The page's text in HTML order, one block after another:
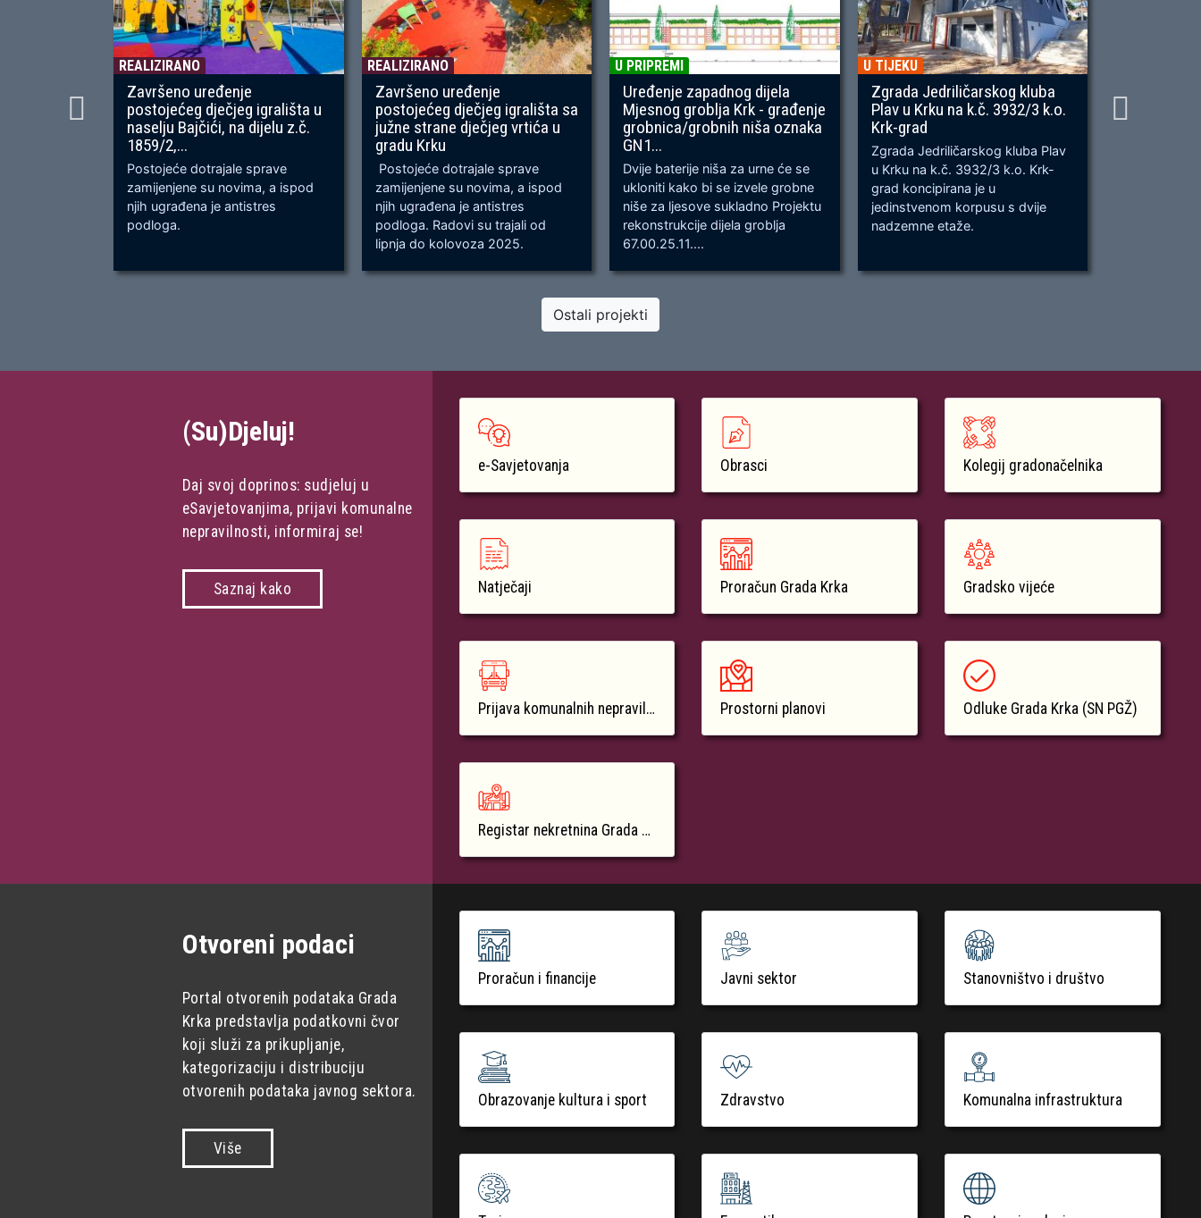
REALIZIRANO
Završeno uređenje
postojećeg dječjeg igrališta u
naselju Bajčići, na dijelu z.č.
1859/2,...
Postojeće dotrajale sprave
zamijenjene su novima, a ispod
njih ugrađena je antistres
podloga.
REALIZIRANO
Završeno uređenje
postojećeg dječjeg igrališta sa
južne strane dječjeg vrtića u
gradu Krku
Postojeće dotrajale sprave
zamijenjene su novima, a ispod
njih ugrađena je antistres
podloga. Radovi su trajali od
lipnja do kolovoza 2025.
U PRIPREMI
Uređenje zapadnog dijela
Mjesnog groblja Krk - građenje
grobnica/grobnih niša oznaka
GN1...
Dvije baterije niša za urne će se
ukloniti kako bi se izvele grobne
niše za ljesove sukladno Projektu
rekonstrukcije dijela groblja
67.00.25.11....
U TIJEKU
Zgrada Jedriličarskog kluba
Plav u Krku na k.č. 3932/3 k.o.
Krk-grad
Zgrada Jedriličarskog kluba Plav
u Krku na k.č. 3932/3 k.o. Krk-
grad koncipirana je u
jedinstvenom korpusu s dvije
nadzemne etaže.
Gradnja
Ostali projekti
(Su)Djeluj!
Daj svoj doprinos: sudjeluj u
eSavjetovanjima, prijavi komunalne
nepravilnosti, informiraj se!
Saznaj kako
e-Savjetovanja
Natječaji
Prijava komunalnih nepravilnosti
Registar nekretnina Grada Krka
Obrasci
Proračun Grada Krka
Prostorni planovi
Kolegij gradonačelnika
Gradsko vijeće
Odluke Grada Krka (SN PGŽ)
Otvoreni podaci
Portal otvorenih podataka Grada
Krka predstavlja podatkovni čvor
koji služi za prikupljanje,
kategorizaciju i distribuciju
otvorenih podataka javnog sektora.
Više
Proračun i financije
Obrazovanje kultura i sport
Javni sektor
Zdravstvo
Stanovništvo i društvo
Komunalna infrastruktura